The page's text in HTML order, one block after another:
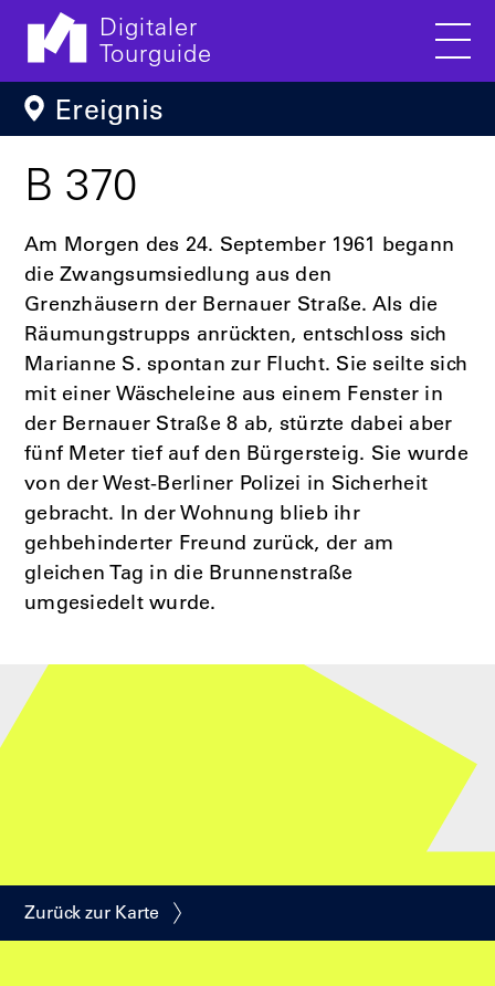
Direkt zum Inhalt
Digitaler
Tourguide
Ereignis
B 370
Am Morgen des 24. September 1961 begann
die Zwangsumsiedlung aus den
Grenzhäusern der Bernauer Straße. Als die
Räumungstrupps anrückten, entschloss sich
Marianne S. spontan zur Flucht. Sie seilte sich
mit einer Wäscheleine aus einem Fenster in
der Bernauer Straße 8 ab, stürzte dabei aber
fünf Meter tief auf den Bürgersteig. Sie wurde
von der West-Berliner Polizei in Sicherheit
gebracht. In der Wohnung blieb ihr
gehbehinderter Freund zurück, der am
gleichen Tag in die Brunnenstraße
umgesiedelt wurde.
Zurück zur Karte